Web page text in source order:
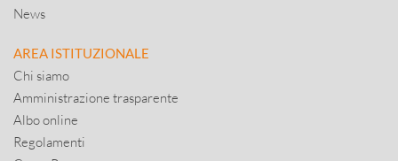
News
AREA ISTITUZIONALE
Chi siamo
Amministrazione trasparente
Albo online
Regolamenti